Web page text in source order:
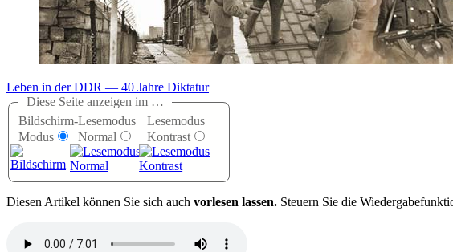
Leben in der DDR — 40 Jahre Diktatur
Diese Seite anzeigen im …
Bildschirm-
Modus
Lesemodus
Normal
Lesemodus
Kontrast
Diesen Artikel können Sie sich auch vorlesen lassen. Steuern Sie die